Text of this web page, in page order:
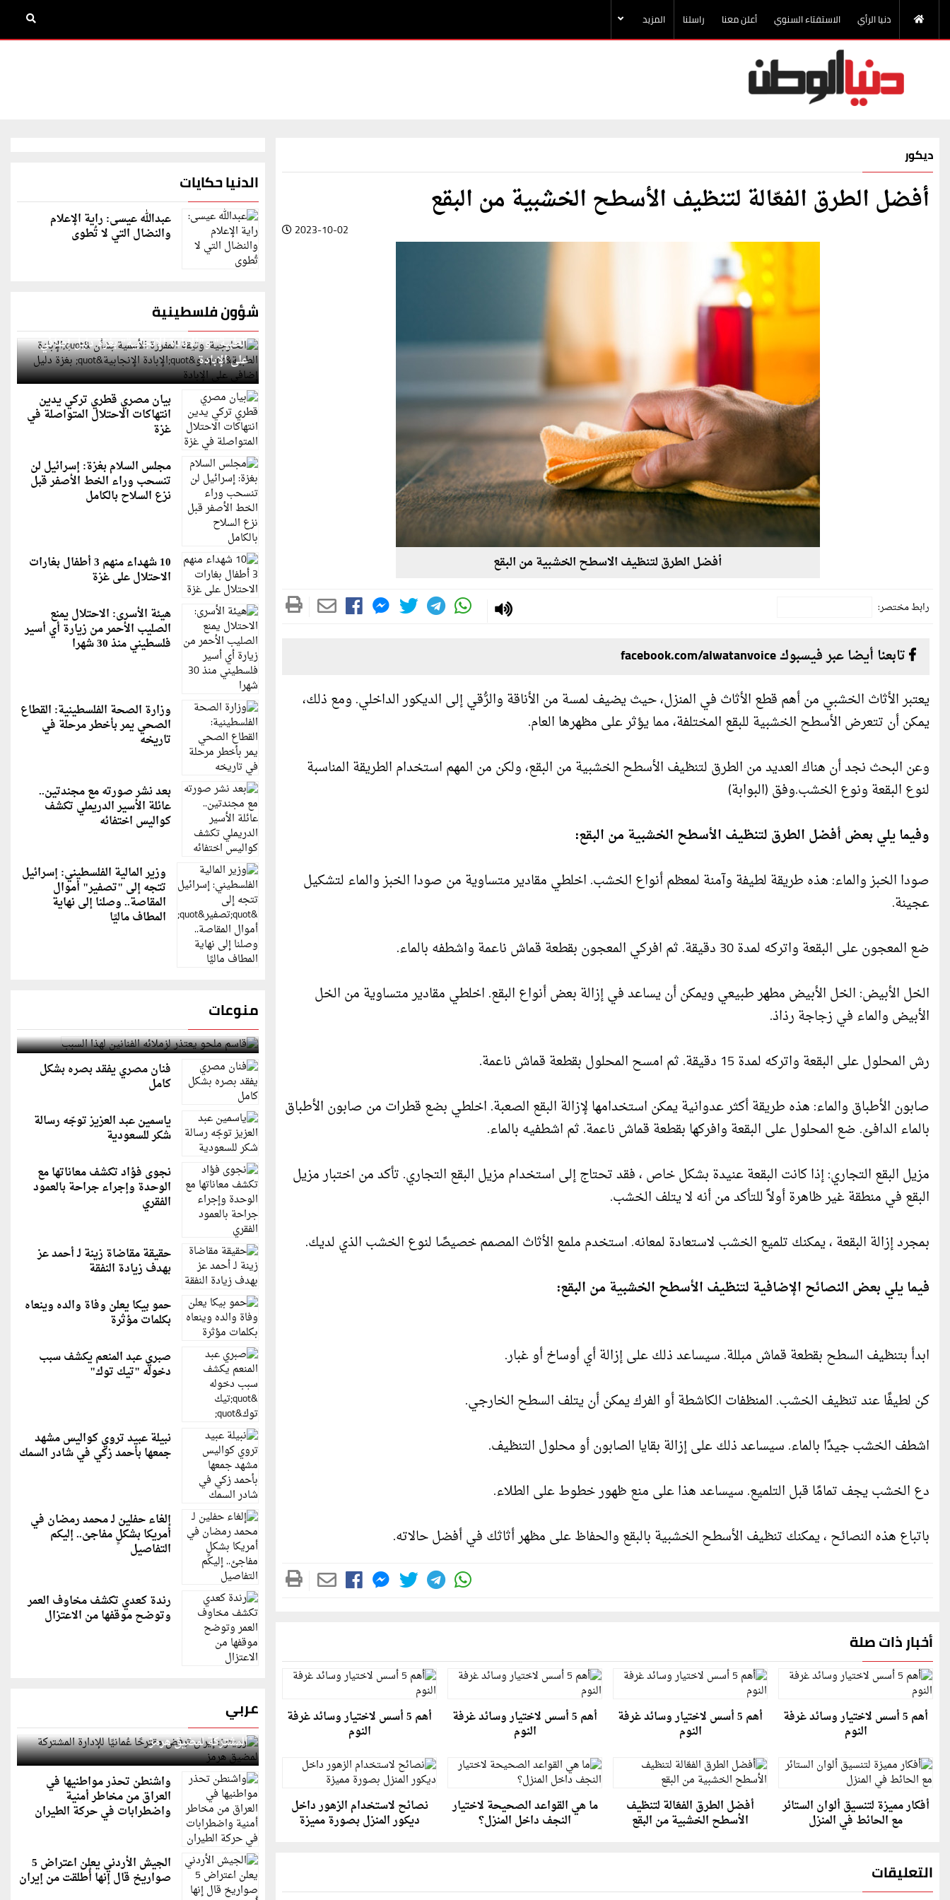
دنيا الرأي الاستفتاء السنوي أعلن معنا راسلنا المزيد
ديكور
أفضل الطرق الفعّالة لتنظيف الأسطح الخشبية من البقع
2023-10-02
أفضل الطرق لتنظيف الاسطح الخشبية من البقع
رابط مختصر:
تابعنا أيضا عبر فيسبوك facebook.com/alwatanvoice
يعتبر الأثاث الخشبي من أهم قطع الأثاث في المنزل، حيث يضيف لمسة من الأناقة والرُّقي إلى الديكور الداخلي. ومع ذلك،
يمكن أن تتعرض الأسطح الخشبية للبقع المختلفة، مما يؤثر على مظهرها العام.
وعن البحث نجد أن هناك العديد من الطرق لتنظيف الأسطح الخشبية من البقع، ولكن من المهم استخدام الطريقة المناسبة
لنوع البقعة ونوع الخشب.وفق (البوابة)
وفيما يلي بعض أفضل الطرق لتنظيف الأسطح الخشبية من البقع:
صودا الخبز والماء: هذه طريقة لطيفة وآمنة لمعظم أنواع الخشب. اخلطي مقادير متساوية من صودا الخبز والماء لتشكيل
عجينة.
ضع المعجون على البقعة واتركه لمدة 30 دقيقة. ثم افركي المعجون بقطعة قماش ناعمة واشطفه بالماء.
الخل الأبيض: الخل الأبيض مطهر طبيعي ويمكن أن يساعد في إزالة بعض أنواع البقع. اخلطي مقادير متساوية من الخل
الأبيض والماء في زجاجة رذاذ.
رش المحلول على البقعة واتركه لمدة 15 دقيقة. ثم امسح المحلول بقطعة قماش ناعمة.
صابون الأطباق والماء: هذه طريقة أكثر عدوانية يمكن استخدامها لإزالة البقع الصعبة. اخلطي بضع قطرات من صابون الأطباق
بالماء الدافئ. ضع المحلول على البقعة وافركها بقطعة قماش ناعمة. ثم اشطفيه بالماء.
مزيل البقع التجاري: إذا كانت البقعة عنيدة بشكل خاص ، فقد تحتاج إلى استخدام مزيل البقع التجاري. تأكد من اختبار مزيل
البقع في منطقة غير ظاهرة أولاً للتأكد من أنه لا يتلف الخشب.
بمجرد إزالة البقعة ، يمكنك تلميع الخشب لاستعادة لمعانه. استخدم ملمع الأثاث المصمم خصيصًا لنوع الخشب الذي لديك.
فيما يلي بعض النصائح الإضافية لتنظيف الأسطح الخشبية من البقع:
ابدأ بتنظيف السطح بقطعة قماش مبللة. سيساعد ذلك على إزالة أي أوساخ أو غبار.
كن لطيفًا عند تنظيف الخشب. المنظفات الكاشطة أو الفرك يمكن أن يتلف السطح الخارجي.
اشطف الخشب جيدًا بالماء. سيساعد ذلك على إزالة بقايا الصابون أو محلول التنظيف.
دع الخشب يجف تمامًا قبل التلميع. سيساعد هذا على منع ظهور خطوط على الطلاء.
باتباع هذه النصائح ، يمكنك تنظيف الأسطح الخشبية بالبقع والحفاظ على مظهر أثاثك في أفضل حالاته.
أخبار ذات صلة
أهم 5 أسس لاختيار وسائد غرفة
النوم
أهم 5 أسس لاختيار وسائد غرفة
النوم
أهم 5 أسس لاختيار وسائد غرفة
النوم
أهم 5 أسس لاختيار وسائد غرفة
النوم
أفكار مميزة لتنسيق ألوان الستائر
مع الحائط في المنزل
أفضل الطرق الفعّالة لتنظيف
الأسطح الخشبية من البقع
ما هي القواعد الصحيحة لاختيار
النجف داخل المنزل؟
نصائح لاستخدام الزهور داخل
ديكور المنزل بصورة مميزة
التعليقات
الدنيا حكايات
عبدالله عيسى: راية الإعلام
والنضال التي لا تُطوى
شؤون فلسطينية
الخارجية: وثيقة المقررة الأممية بشأن "الإبادة
الطبية" و"الإبادة الإنجابية" بغزة دليل إضافي
على الإبادة
بيان مصري قطري تركي يدين
انتهاكات الاحتلال المتواصلة في
غزة
مجلس السلام بغزة: إسرائيل لن
تنسحب وراء الخط الأصفر قبل
نزع السلاح بالكامل
10 شهداء منهم 3 أطفال بغارات
الاحتلال على غزة
هيئة الأسرى: الاحتلال يمنع
الصليب الأحمر من زيارة أي أسير
فلسطيني منذ 30 شهرا
وزارة الصحة الفلسطينية: القطاع
الصحي يمر بأخطر مرحلة في
تاريخه
بعد نشر صورته مع مجندتين..
عائلة الأسير الدريملي تكشف
كواليس اختفائه
وزير المالية الفلسطيني: إسرائيل
تتجه إلى "تصفير" أموال
المقاصة.. وصلنا إلى نهاية
المطاف ماليًا
منوعات
قاسم ملحو يعتذر لزملائه الفنانين لهذا السبب
فنان مصري يفقد بصره بشكل
كامل
ياسمين عبد العزيز توجّه رسالة
شكر للسعودية
نجوى فؤاد تكشف معاناتها مع
الوحدة وإجراء جراحة بالعمود
الفقري
حقيقة مقاضاة زينة لـ أحمد عز
بهدف زيادة النفقة
حمو بيكا يعلن وفاة والده وينعاه
بكلمات مؤثرة
صبري عبد المنعم يكشف سبب
دخوله "تيك توك"
نبيلة عبيد تروي كواليس مشهد
جمعها بأحمد زكي في شادر السمك
إلغاء حفلين لـ محمد رمضان في
أمريكا بشكلٍ مفاجئ.. إليكم
التفاصيل
رندة كعدي تكشف مخاوف العمر
وتوضح موقفها من الاعتزال
عربي
رويترز: إيران ترفض مقترحًا عُمانيًا للإدارة
المشتركة لمضيق هرمز
واشنطن تحذر مواطنيها في
العراق من مخاطر أمنية
واضطرابات في حركة الطيران
الجيش الأردني يعلن اعتراض 5
صواريخ قال إنها أُطلقت من إيران